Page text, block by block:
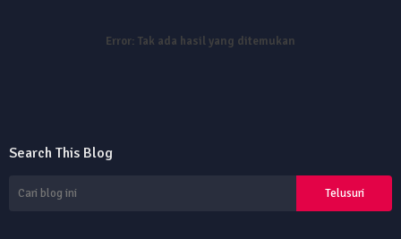
Error: Tak ada hasil yang ditemukan
Search This Blog